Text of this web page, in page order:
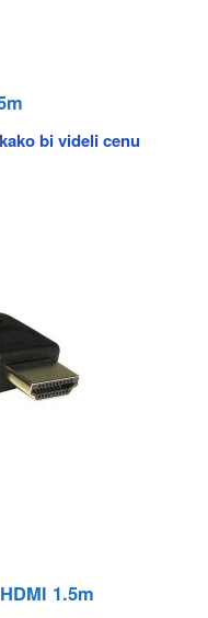
bi videli cenu
1.5m